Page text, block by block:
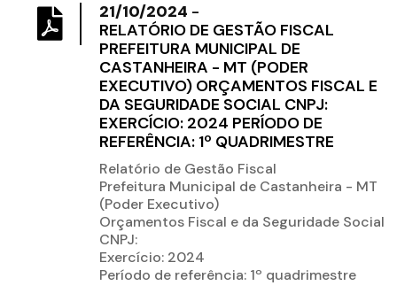
21/10/2024 -
RELATÓRIO DE GESTÃO FISCAL
PREFEITURA MUNICIPAL DE
CASTANHEIRA - MT (PODER
EXECUTIVO) ORÇAMENTOS FISCAL E
DA SEGURIDADE SOCIAL CNPJ:
EXERCÍCIO: 2024 PERÍODO DE
REFERÊNCIA: 1º QUADRIMESTRE
Relatório de Gestão Fiscal
Prefeitura Municipal de Castanheira - MT
(Poder Executivo)
Orçamentos Fiscal e da Seguridade Social
CNPJ:
Exercício: 2024
Período de referência: 1º quadrimestre